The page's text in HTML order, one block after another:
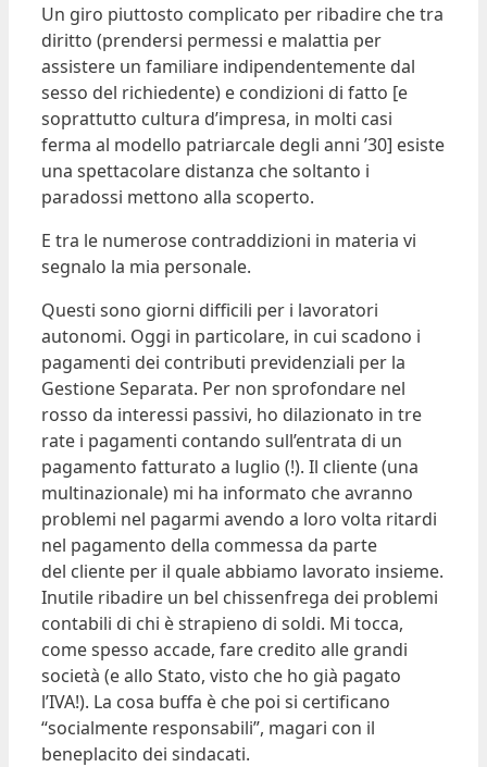
Un giro piuttosto complicato per ribadire che tra
diritto (prendersi permessi e malattia per
assistere un familiare indipendentemente dal
sesso del richiedente) e condizioni di fatto [e
soprattutto cultura d’impresa, in molti casi
ferma al modello patriarcale degli anni ’30] esiste
una spettacolare distanza che soltanto i
paradossi mettono alla scoperto.
E tra le numerose contraddizioni in materia vi
segnalo la mia personale.
Questi sono giorni difficili per i lavoratori
autonomi. Oggi in particolare, in cui scadono i
pagamenti dei contributi previdenziali per la
Gestione Separata. Per non sprofondare nel
rosso da interessi passivi, ho dilazionato in tre
rate i pagamenti contando sull’entrata di un
pagamento fatturato a luglio (!). Il cliente (una
multinazionale) mi ha informato che avranno
problemi nel pagarmi avendo a loro volta ritardi
nel pagamento della commessa da parte
del cliente per il quale abbiamo lavorato insieme.
Inutile ribadire un bel chissenfrega dei problemi
contabili di chi è strapieno di soldi. Mi tocca,
come spesso accade, fare credito alle grandi
società (e allo Stato, visto che ho già pagato
l’IVA!). La cosa buffa è che poi si certificano
“socialmente responsabili”, magari con il
beneplacito dei sindacati.